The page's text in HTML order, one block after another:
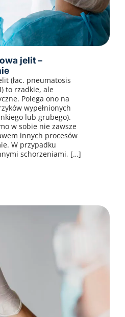
jelit –
(łac. pneumatosis
to rzadkie, ale
Polega ono na
wypełnionych
lub grubego).
w sobie nie zawsze
innych procesów
W przypadku
schorzeniami, […]